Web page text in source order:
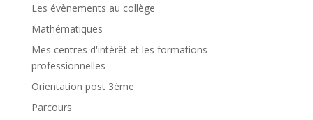
Les évènements au collège
Mathématiques
Mes centres d'intérêt et les formations
professionnelles
Orientation post 3ème
Parcours